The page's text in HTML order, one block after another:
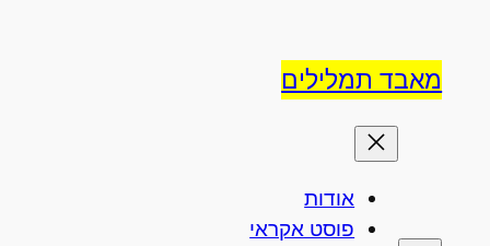
מאבד תמלילים
אודות
פוסט אקראי